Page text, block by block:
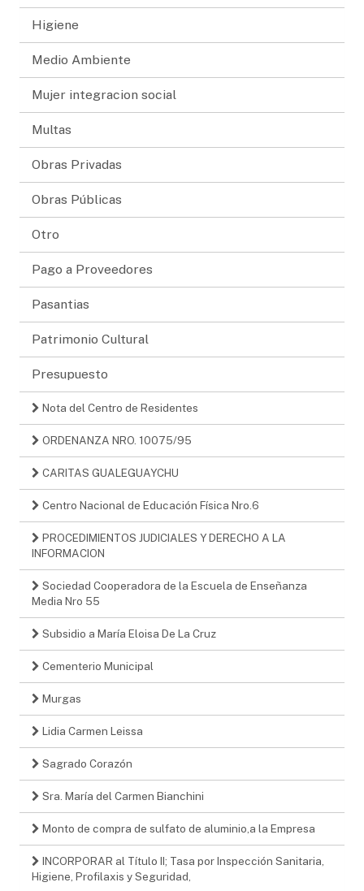
Higiene
Medio Ambiente
Mujer integracion social
Multas
Obras Privadas
Obras Públicas
Otro
Pago a Proveedores
Pasantias
Patrimonio Cultural
Presupuesto
Nota del Centro de Residentes
ORDENANZA NRO. 10075/95
CARITAS GUALEGUAYCHU
Centro Nacional de Educación Física Nro.6
PROCEDIMIENTOS JUDICIALES Y DERECHO A LA
INFORMACION
Sociedad Cooperadora de la Escuela de Enseñanza
Media Nro 55
Subsidio a María Eloisa De La Cruz
Cementerio Municipal
Murgas
Lidia Carmen Leissa
Sagrado Corazón
Sra. María del Carmen Bianchini
Monto de compra de sulfato de aluminio,a la Empresa
INCORPORAR al Título II; Tasa por Inspección Sanitaria,
Higiene, Profilaxis y Seguridad,